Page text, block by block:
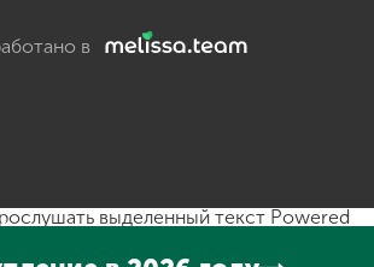
в
выделенный текст Powered